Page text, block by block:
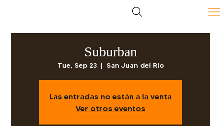
Suburban
Tue, Sep 23
  |
San Juan del Río
Las entradas no están a la venta
Ver otros eventos